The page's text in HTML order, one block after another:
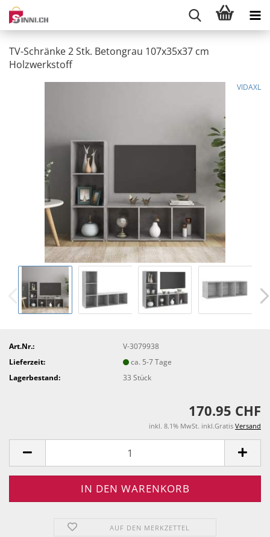
TV-Schränke 2 Stk. Betongrau 107x35x37 cm
Holzwerkstoff
VIDAXL
Art.Nr.:
V-3079938
Lieferzeit:
ca. 5-7 Tage
Lagerbestand:
33Stück
170.95 CHF
inkl. 8.1% MwSt. inkl.Gratis Versand
AUF DEN MERKZETTEL